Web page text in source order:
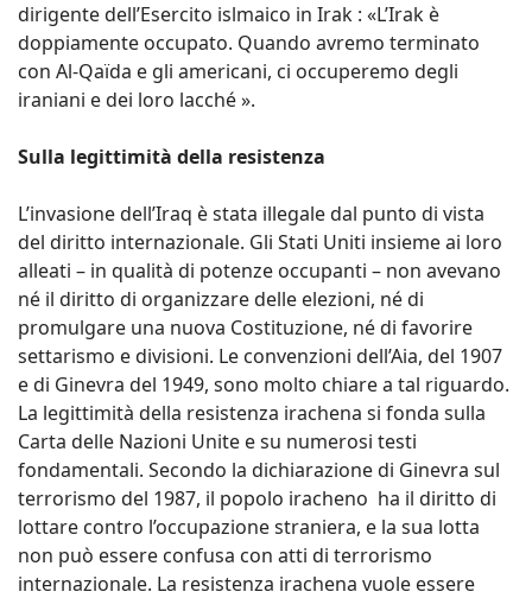
dirigente dell’Esercito islmaico in Irak : «L’Irak è
doppiamente occupato. Quando avremo terminato
con Al-Qaïda e gli americani, ci occuperemo degli
iraniani e dei loro lacché ».
Sulla legittimità della resistenza
L’invasione dell’Iraq è stata illegale dal punto di vista
del diritto internazionale. Gli Stati Uniti insieme ai loro
alleati – in qualità di potenze occupanti – non avevano
né il diritto di organizzare delle elezioni, né di
promulgare una nuova Costituzione, né di favorire
settarismo e divisioni. Le convenzioni dell’Aia, del 1907
e di Ginevra del 1949, sono molto chiare a tal riguardo.
La legittimità della resistenza irachena si fonda sulla
Carta delle Nazioni Unite e su numerosi testi
fondamentali. Secondo la dichiarazione di Ginevra sul
terrorismo del 1987, il popolo iracheno ha il diritto di
lottare contro l’occupazione straniera, e la sua lotta
non può essere confusa con atti di terrorismo
internazionale. La resistenza irachena vuole essere